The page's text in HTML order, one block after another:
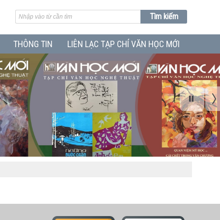
THÔNG TIN LIÊN LẠC TẠP CHÍ VĂN HỌC MỚI